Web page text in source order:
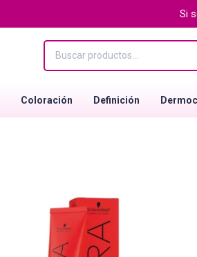
Si
Coloración Definición